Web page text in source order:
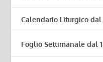
Calendario Liturgico dal
Foglio Settimanale dal